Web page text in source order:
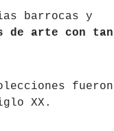
barrocas y
de arte con
fueron
XX.